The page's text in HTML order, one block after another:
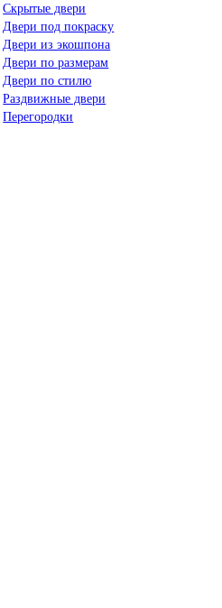
Скрытые двери
Двери под покраску
Двери из экошпона
Двери по размерам
Двери по стилю
Раздвижные двери
Перегородки